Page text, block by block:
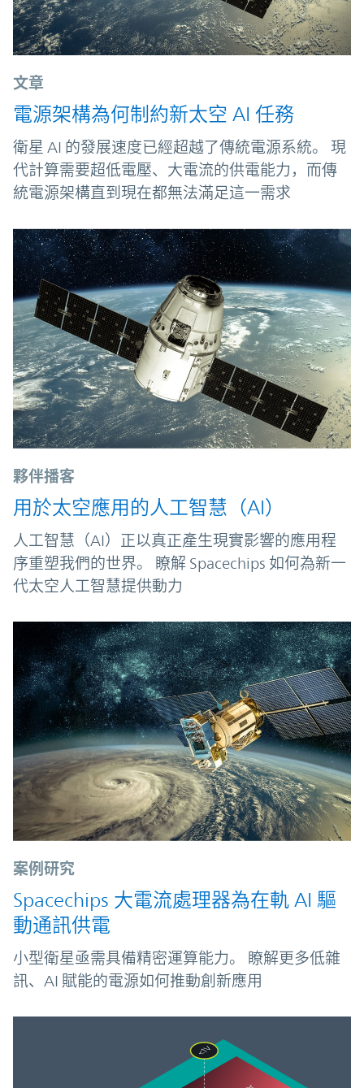
文章
電源架構為何制約新太空 AI 任務
衛星 AI 的發展速度已經超越了傳統電源系統。 現
代計算需要超低電壓、大電流的供電能力，而傳
統電源架構直到現在都無法滿足這一需求
夥伴播客
用於太空應用的人工智慧（AI）
人工智慧（AI）正以真正產生現實影響的應用程
序重塑我們的世界。 瞭解 Spacechips 如何為新一
代太空人工智慧提供動力
案例研究
Spacechips 大電流處理器為在軌 AI 驅
動通訊供電
小型衛星亟需具備精密運算能力。 瞭解更多低雜
訊、AI 賦能的電源如何推動創新應用